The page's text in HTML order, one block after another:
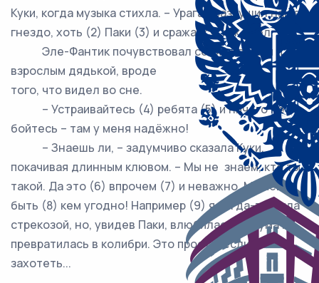
Куки, когда музыка стихла. – Ураган разрушил наше
гнездо, хоть (2) Паки (3) и сражался, как орёл.
Эле-Фантик почувствовал себя сильным и
взрослым дядькой, вроде
того, что видел во сне.
– Устраивайтесь (4) ребята (5) и ничего не
бойтесь – там у меня надёжно!
– Знаешь ли, – задумчиво сказала Куки,
покачивая длинным клювом. – Мы не знаем, кто ты
такой. Да это (6) впрочем (7) и неважно. Можешь
быть (8) кем угодно! Например (9) я когда-то была
стрекозой, но, увидев Паки, влюбилась без ума и
превратилась в колибри. Это просто, если сильно
захотеть...